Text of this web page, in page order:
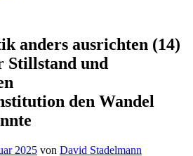
anders ausrichten (14)
Stillstand und
den Wandel
2025 von David Stadelmann